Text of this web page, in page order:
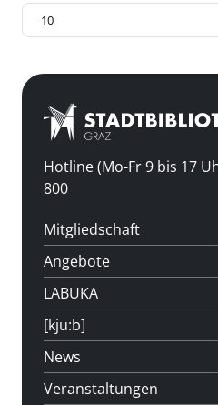
Hotline (Mo-Fr 9 bis 17
800
Mitgliedschaft
Angebote
LABUKA
[kju:b]
News
Veranstaltungen